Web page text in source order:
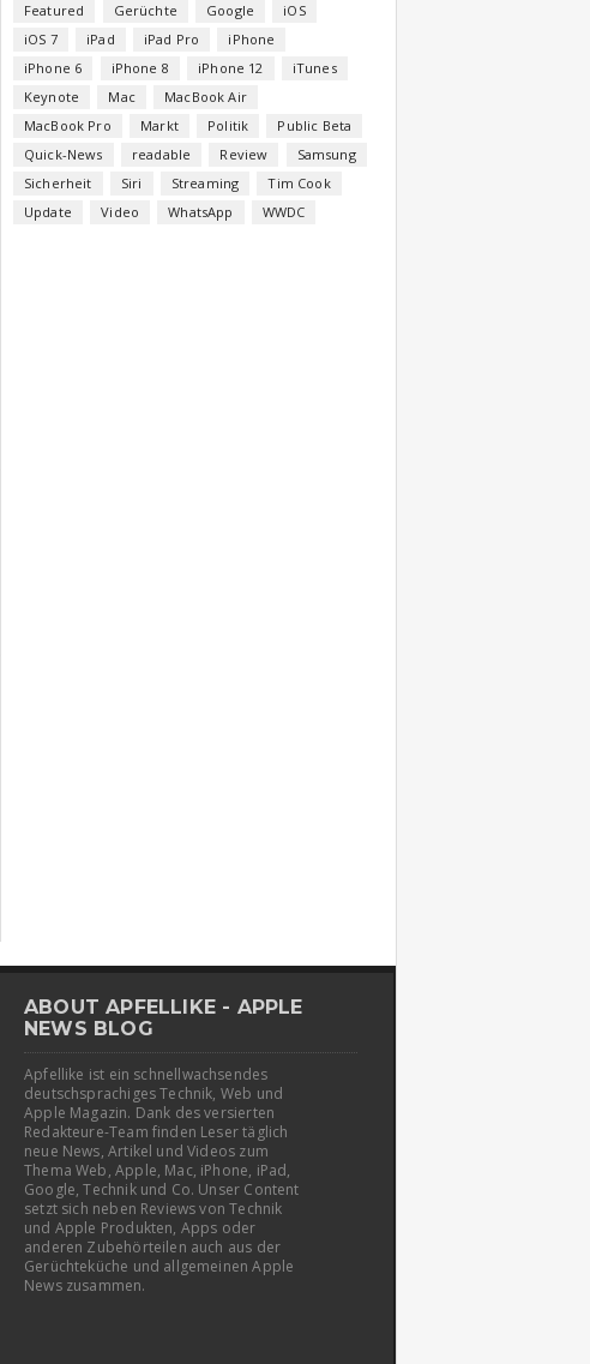
Featured
Gerüchte Google
iOS
iOS 7
iPad iPad Pro
iPhone
iPhone 6
iPhone 8 iPhone 12
iTunes
Keynote
Mac
MacBook Air
MacBook Pro
Markt Politik
Public Beta
Quick-News
readable Review
Samsung
Sicherheit
Siri Streaming
Tim Cook
Update
Video WhatsApp WWDC
ABOUT APFELLIKE - APPLE
NEWS BLOG
Apfellike ist ein schnellwachsendes
deutschsprachiges Technik, Web und
Apple Magazin. Dank des versierten
Redakteure-Team finden Leser täglich
neue News, Artikel und Videos zum
Thema Web, Apple, Mac, iPhone, iPad,
Google, Technik und Co. Unser Content
setzt sich neben Reviews von Technik
und Apple Produkten, Apps oder
anderen Zubehörteilen auch aus der
Gerüchteküche und allgemeinen Apple
News zusammen.